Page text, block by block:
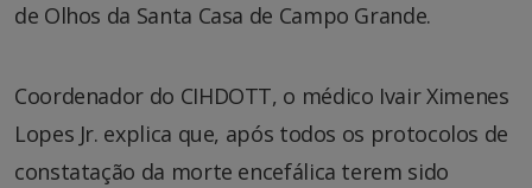
de Olhos da Santa Casa de Campo Grande.
Coordenador do CIHDOTT, o médico Ivair Ximenes
Lopes Jr. explica que, após todos os protocolos de
constatação da morte encefálica terem sido